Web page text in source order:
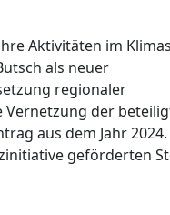
Aktivitäten im
als neuer
regionaler
der
aus dem Jahr
geförderten